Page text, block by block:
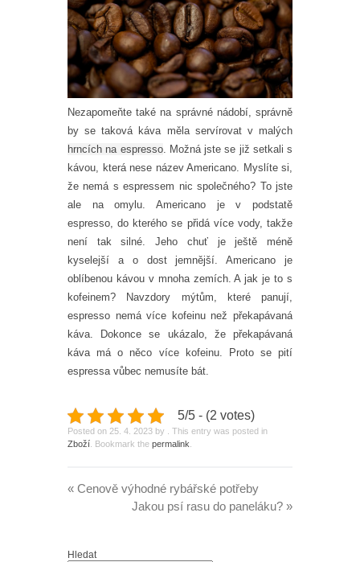
Nezapomeňte také na správné nádobí, správně
by se taková káva měla servírovat v malých
hrncích na espresso. Možná jste se již setkali s
kávou, která nese název Americano. Myslíte si,
že nemá s espressem nic společného? To jste
ale na omylu. Americano je v podstatě
espresso, do kterého se přidá více vody, takže
není tak silné. Jeho chuť je ještě méně
kyselejší a o dost jemnější. Americano je
oblíbenou kávou v mnoha zemích.A jak je to s
kofeinem? Navzdory mýtům, které panují,
espresso nemá více kofeinu než překapávaná
káva. Dokonce se ukázalo, že překapávaná
káva má o něco více kofeinu. Proto se pití
espressa vůbec nemusíte bát.
5/5 - (2 votes)
Posted on 25. 4. 2023 by
. This entry was posted in
Zboží . Bookmark the permalink
« Cenově výhodné rybářské potřeby
Jakou psí rasu do paneláku? »
Hledat